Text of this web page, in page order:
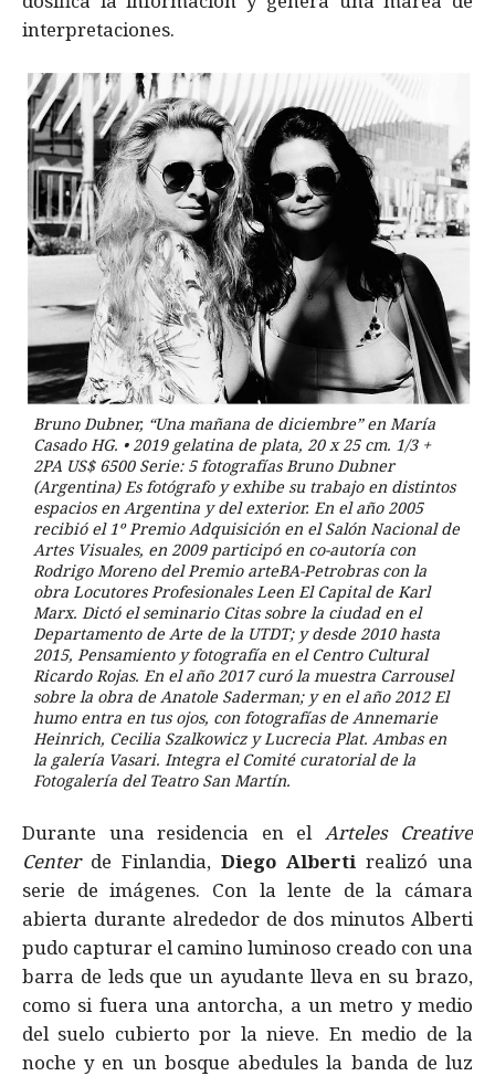
interpretaciones.
Bruno Dubner, “Una mañana de diciembre” en María
Casado HG. • 2019 gelatina de plata, 20 x 25 cm. 1/3 +
2PA US$ 6500 Serie: 5 fotografías Bruno Dubner
(Argentina) Es fotógrafo y exhibe su trabajo en distintos
espacios en Argentina y del exterior. En el año 2005
recibió el 1º Premio Adquisición en el Salón Nacional de
Artes Visuales, en 2009 participó en co-autoría con
Rodrigo Moreno del Premio arteBA-Petrobras con la
obra Locutores Profesionales Leen El Capital de Karl
Marx. Dictó el seminario Citas sobre la ciudad en el
Departamento de Arte de la UTDT; y desde 2010 hasta
2015, Pensamiento y fotografía en el Centro Cultural
Ricardo Rojas. En el año 2017 curó la muestra Carrousel
sobre la obra de Anatole Saderman; y en el año 2012 El
humo entra en tus ojos, con fotografías de Annemarie
Heinrich, Cecilia Szalkowicz y Lucrecia Plat. Ambas en
la galería Vasari. Integra el Comité curatorial de la
Fotogalería del Teatro San Martín.
Durante una residencia en el Arteles Creative
Centerde Finlandia, Diego Alberti realizó una
serie de imágenes. Con la lente de la cámara
abierta durante alrededor de dos minutos Alberti
pudo capturar el camino luminoso creado con una
barra de leds que un ayudante lleva en su brazo,
como si fuera una antorcha, a un metro y medio
del suelo cubierto por la nieve. En medio de la
noche y en un bosque abedules la banda de luz